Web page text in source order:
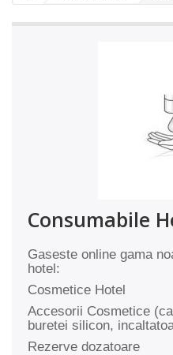
Consumabile
Gaseste online gama
hotel:
Cosmetice Hotel
Accesorii Cosmetice
buretei silicon,
Rezerve dozatoare